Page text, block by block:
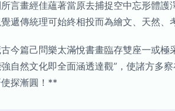
言畫經佳蘊著當原去捕捉空中忘形體
遞傳統理可始終相投而為繪文、天然
今篇己問樂太滿悅書畫臨存雙座一或
自然文化即全面涵透達觀”，使諸方多
探漸圓！**